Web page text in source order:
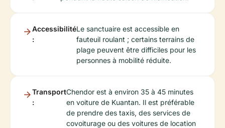
Accessibilité
:
Le sanctuaire est accessible en
fauteuil roulant ; certains terrains de
plage peuvent être difficiles pour les
personnes à mobilité réduite.
Transport
:
Chendor est à environ 35 à 45 minutes
en voiture de Kuantan. Il est préférable
de prendre des taxis, des services de
covoiturage ou des voitures de location